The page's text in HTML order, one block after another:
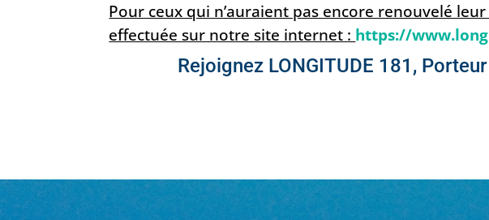
Pour ceux qui n’auraient pas encore renouvelé
effectuée sur notre site internet : https://
Rejoignez LONGITUDE 181,